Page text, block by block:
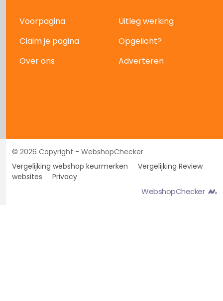
Voorpagina
Uitleg werking
Claim je pagina
Opgelicht?
Over ons
Adverteren
© 2026 Copyright - WebshopChecker
Vergelijking webshop keurmerken
Vergelijking Review
websites
Privacy
WebshopChecker